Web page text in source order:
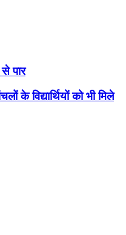
पार
के विद्यार्थियों को भी मिले